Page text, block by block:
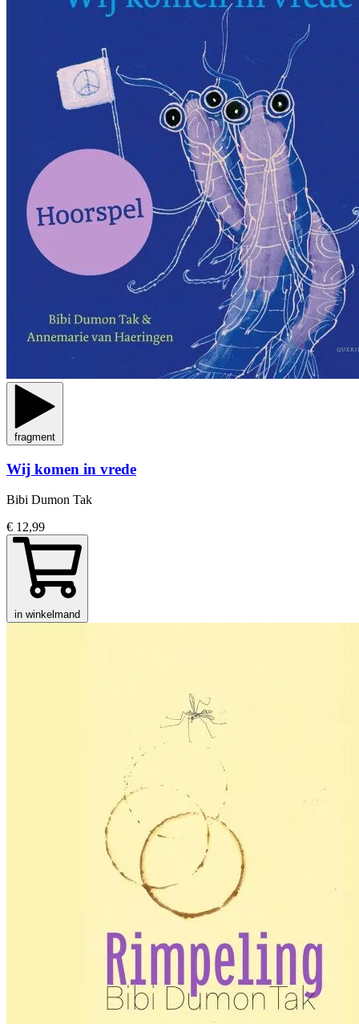
fragment
Wij komen in vrede
Bibi Dumon Tak
€ 12,99
in winkelmand